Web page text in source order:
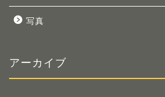
写真
アーカイブ